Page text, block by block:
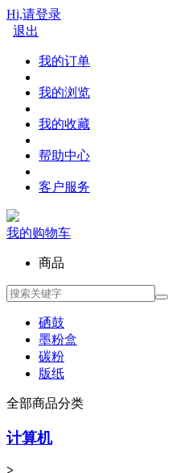
Hi,请登录
退出
我的订单
我的浏览
我的收藏
帮助中心
客户服务
我的购物车
商品
硒鼓
墨粉盒
碳粉
版纸
全部商品分类
计算机